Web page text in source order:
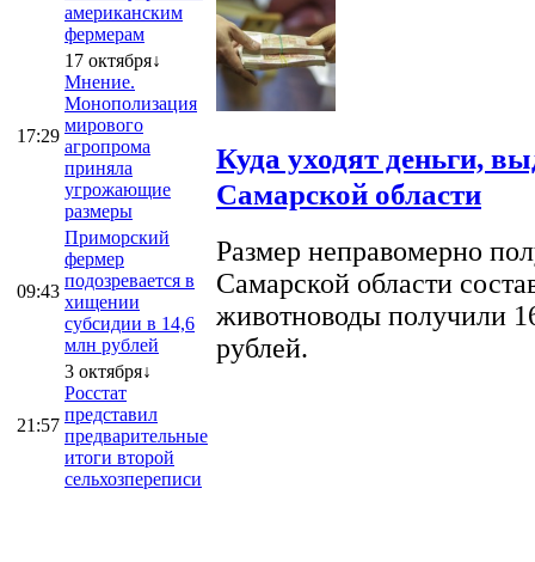
американским
фермерам
17:29
17 октября↓
Мнение.
Монополизация
мирового
агропрома
приняла
угрожающие
размеры
09:43
Приморский
фермер
подозревается в
хищении
субсидии в 14,6
млн рублей
21:57
3 октября↓
Росстат
представил
предварительные
итоги второй
сельхозпереписи
Куда уходят деньги,
Самарской области
Размер неправомерно
Самарской области
животноводы получили
рублей.